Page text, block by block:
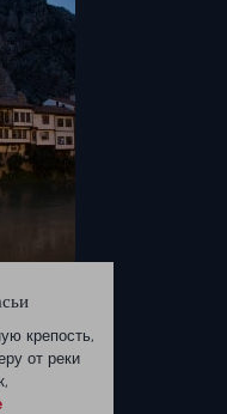
крепость,
от реки